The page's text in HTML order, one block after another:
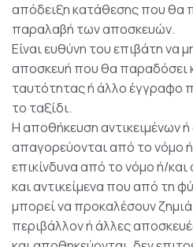
απόδειξη κατάθεσης που θα
παραλαβή των αποσκευών.
Είναι ευθύνη του επιβάτη να
αποσκευή που θα παραδόσει
ταυτότητας ή άλλο έγγραφο
το ταξίδι.
Η αποθήκευση αντικειμένων
απαγορεύονται από το νόμο
επικίνδυνα από το νόμο ή/
και αντικείμενα που από τη
μπορεί να προκαλέσουν
περιβάλλον ή άλλες